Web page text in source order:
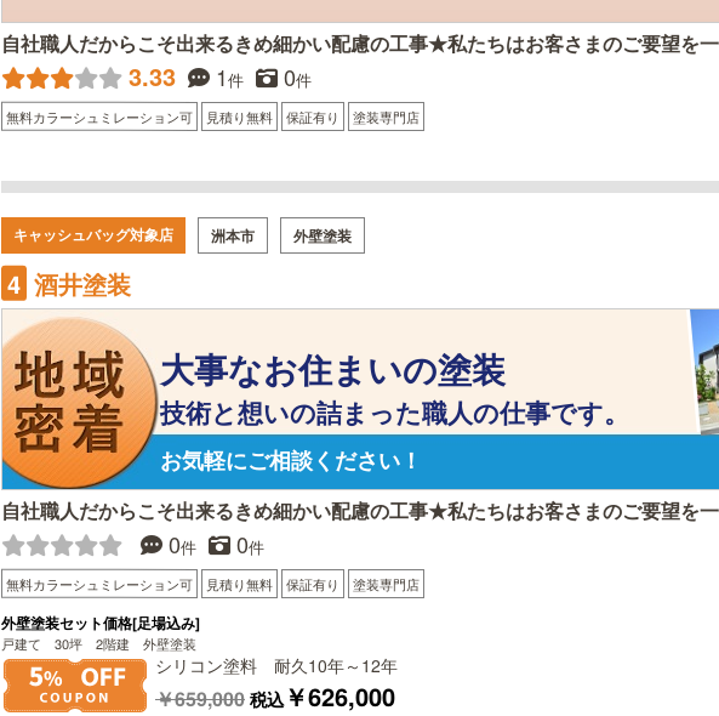
自社職人だからこそ出来るきめ細かい配慮の工事★私たちはお客さまのご要望を一
3.33 1件 0件
無料カラーシュミレーション可 見積り無料 保証有り 塗装専門店
キャッシュバッグ対象店 洲本市 外壁塗装
4 酒井塗装
大事なお住まいの塗装
技術と想いの詰まった職人の仕事です。
お気軽にご相談ください！
自社職人だからこそ出来るきめ細かい配慮の工事★私たちはお客さまのご要望を一
0件 0件
無料カラーシュミレーション可 見積り無料 保証有り 塗装専門店
外壁塗装セット価格[足場込み]
戸建て 30坪 2階建 外壁塗装
シリコン塗料 耐久10年～12年
￥659,000 税込￥626,000